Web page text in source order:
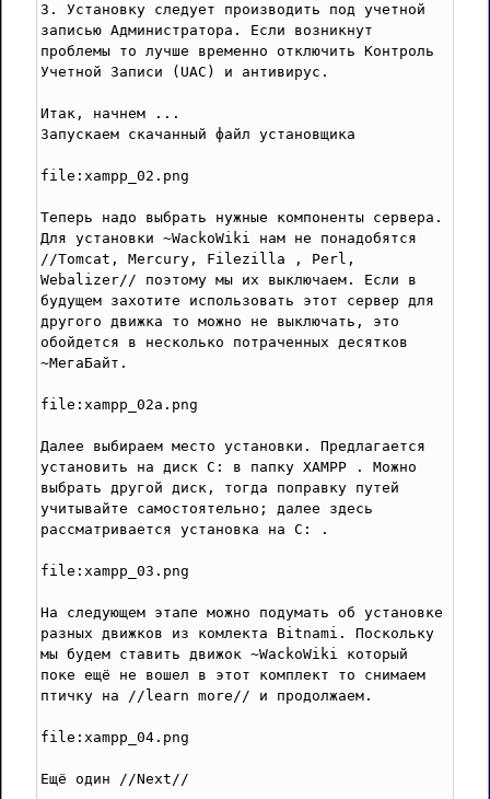
3. Установку следует производить под учетной
записью Администратора. Если возникнут
проблемы то лучше временно отключить Контроль
Учетной Записи (UAC) и антивирус.
Итак, начнем ...
Запускаем скачанный файл установщика
file:xampp_02.png
Теперь надо выбрать нужные компоненты сервера.
Для установки ~WackoWiki нам не понадобятся
//Tomcat, Mercury, Filezilla , Perl,
Webalizer// поэтому мы их выключаем. Если в
будущем захотите использовать этот сервер для
другого движка то можно не выключать, это
обойдется в несколько потраченных десятков
~МегаБайт.
file:xampp_02a.png
Далее выбираем место установки. Предлагается
установить на диск C: в папку XAMPP . Можно
выбрать другой диск, тогда поправку путей
учитывайте самостоятельно; далее здесь
рассматривается установка на С: .
file:xampp_03.png
На следующем этапе можно подумать об установке
разных движков из комлекта Bitnami. Поскольку
мы будем ставить движок ~WackoWiki который
поке ещё не вошел в этот комплект то снимаем
птичку на //learn more// и продолжаем.
file:xampp_04.png
Ещё один //Next//